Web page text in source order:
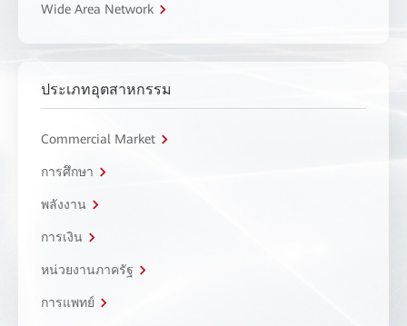
Wide Area Network
ประเภทอุตสาหกรรม
Commercial Market
การศึกษา
พลังงาน
การเงิน
หน่วยงานภาครัฐ
การแพทย์